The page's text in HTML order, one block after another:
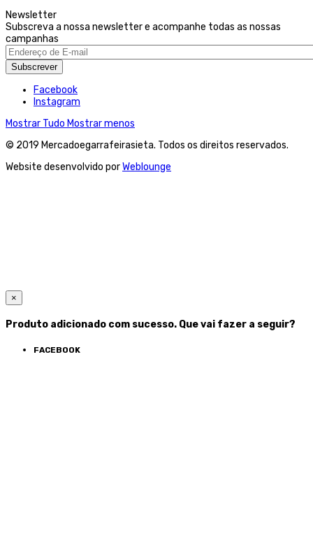
Newsletter
Subscreva a nossa newsletter e acompanhe todas as nossas
campanhas
Subscrever
Facebook
Instagram
Mostrar Tudo Mostrar menos
© 2019 Mercadoegarrafeirasieta. Todos os direitos reservados.
Website desenvolvido porWeblounge
×
Produto adicionado com sucesso. Que vai fazer a seguir?
FACEBOOK